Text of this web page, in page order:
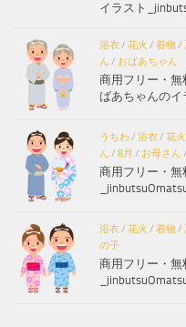
イラスト
浴衣/ 花火 / 着物/
ん / おばあちゃん
商用フリー・
ばあちゃんの
うちわ/ 浴衣/ 花火
ん / 8月 / お母さん /
商用フリー・無
浴衣/ 花火 / 着物/
の子
商用フリー・無